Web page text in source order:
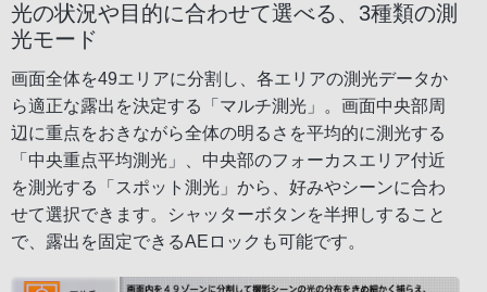
光の状況や目的に合わせて選べる、3種類の測
光モード
画面全体を49エリアに分割し、各エリアの測光データか
ら適正な露出を決定する「マルチ測光」。画面中央部周
辺に重点をおきながら全体の明るさを平均的に測光する
「中央重点平均測光」、中央部のフォーカスエリア付近
を測光する「スポット測光」から、好みやシーンに合わ
せて選択できます。シャッターボタンを半押しすること
で、露出を固定できるAEロックも可能です。